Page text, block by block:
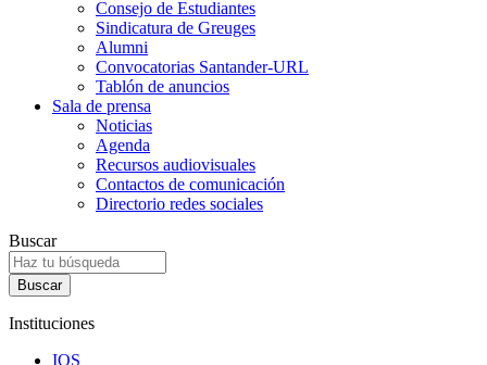
Consejo de Estudiantes
Sindicatura de Greuges
Alumni
Convocatorias Santander-URL
Tablón de anuncios
Sala de prensa
Noticias
Agenda
Recursos audiovisuales
Contactos de comunicación
Directorio redes sociales
Buscar
Instituciones
IQS